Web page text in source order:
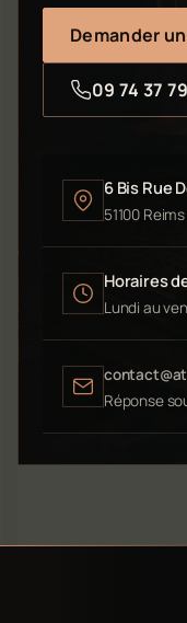
Demander
09 74 37
6 Bis Rue
51100 Reims
Horaires
Lundi au
Réponse